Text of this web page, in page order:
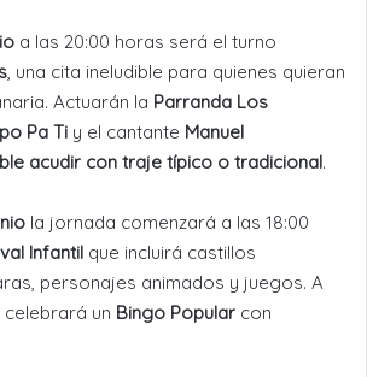
a las 20:00 horas será el turno
, una cita ineludible para quienes quieran
Actuarán la Parranda Los
Pa Ti y el cantante Manuel
acudir con traje típico o tradicional.
la jornada comenzará a las 18:00
Infantil que incluirá castillos
personajes animados y juegos. A
un Bingo Popular con